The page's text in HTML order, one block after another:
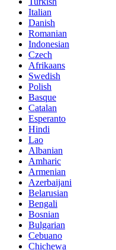
Italian
Danish
Romanian
Indonesian
Czech
Afrikaans
Swedish
Polish
Basque
Catalan
Esperanto
Hindi
Lao
Albanian
Amharic
Armenian
Azerbaijani
Belarusian
Bengali
Bosnian
Bulgarian
Cebuano
Chichewa